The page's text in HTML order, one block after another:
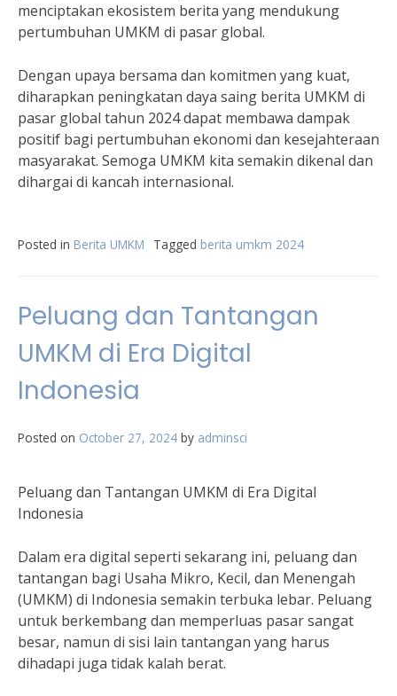
menciptakan ekosistem berita yang mendukung
pertumbuhan UMKM di pasar global.
Dengan upaya bersama dan komitmen yang kuat,
diharapkan peningkatan daya saing berita UMKM di
pasar global tahun 2024 dapat membawa dampak
positif bagi pertumbuhan ekonomi dan kesejahteraan
masyarakat. Semoga UMKM kita semakin dikenal dan
dihargai di kancah internasional.
Posted in Berita UMKM Tagged berita umkm 2024
Peluang dan Tantangan
UMKM di Era Digital
Indonesia
Posted on October 27, 2024 by adminsci
Peluang dan Tantangan UMKM di Era Digital
Indonesia
Dalam era digital seperti sekarang ini, peluang dan
tantangan bagi Usaha Mikro, Kecil, dan Menengah
(UMKM) di Indonesia semakin terbuka lebar. Peluang
untuk berkembang dan memperluas pasar sangat
besar, namun di sisi lain tantangan yang harus
dihadapi juga tidak kalah berat.